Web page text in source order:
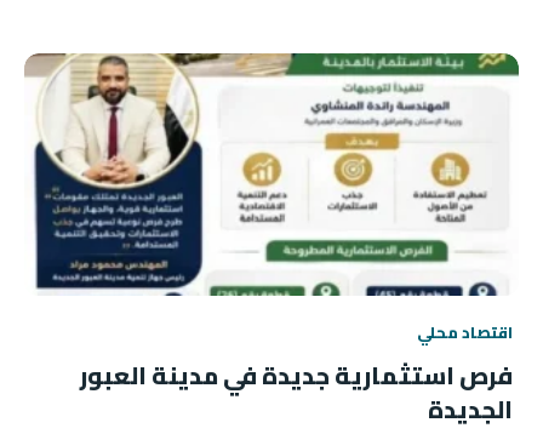
اقتصاد محلي
فرص استثمارية جديدة في مدينة العبور
الجديدة